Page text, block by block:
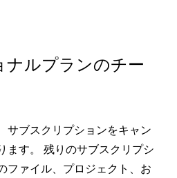
ナルプランのチー
サブスクリプションをキャン
ます。 残りのサブスクリプシ
ファイル、プロジェクト、お